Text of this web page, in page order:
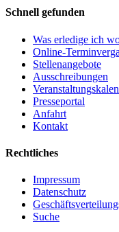
Schnell gefunden
Was erledige ich
Online-
Stellenangebote
Ausschreibungen
Presseportal
Anfahrt
Kontakt
Rechtliches
Impressum
Datenschutz
Suche